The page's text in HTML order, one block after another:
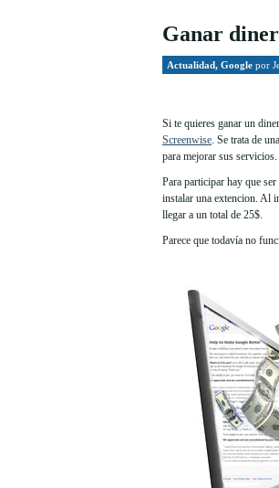
Ganar
Actualidad, Google por
Si te quieres ganar un
Screenwise. Se trata de
para mejorar sus servicios.
Para participar hay que
instalar una extencion. Al
llegar a un total de 25$.
Parece que todavía no